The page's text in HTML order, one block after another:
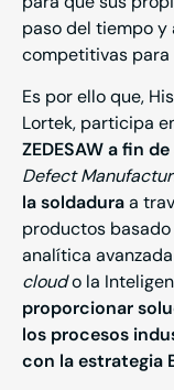
paso del tiempo y
competitivas para
Es por ello que,
Lortek, participa
ZEDESAW a fin de
Defect
la soldaduraa
productos basado
analítica
cloudo la
proporcionar
los procesos
con la estrategia